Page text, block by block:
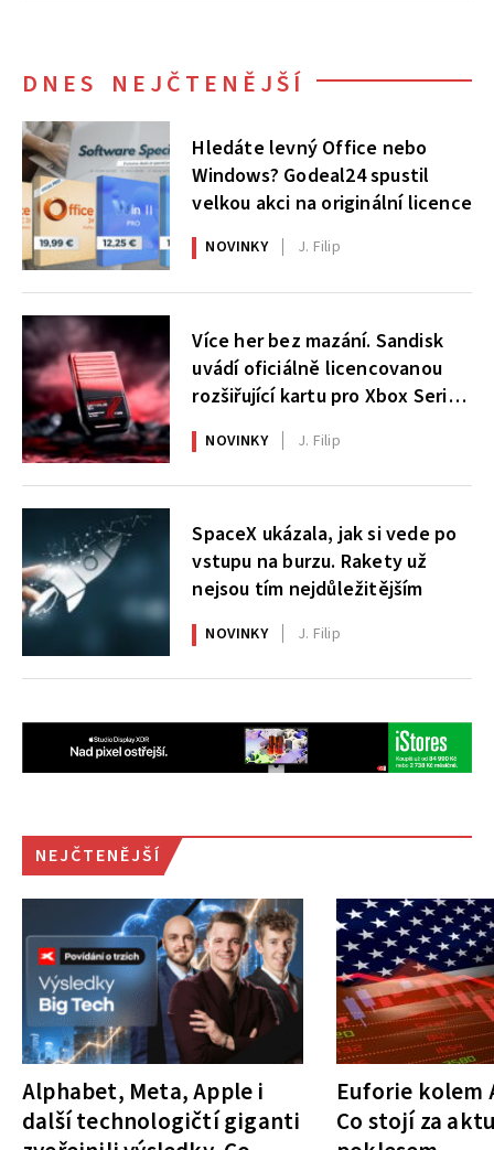
DNES NEJČTENĚJŠÍ
Hledáte levný Office nebo
Windows? Godeal24 spustil
velkou akci na originální licence
NOVINKY J. Filip
Více her bez mazání. Sandisk
uvádí oficiálně licencovanou
rozšiřující kartu pro Xbox Series
X|S
NOVINKY J. Filip
SpaceX ukázala, jak si vede po
vstupu na burzu. Rakety už
nejsou tím nejdůležitějším
NOVINKY J. Filip
NEJČTENĚJŠÍ
Alphabet, Meta, Apple i
další technologičtí giganti
Euforie kolem
Co stojí za